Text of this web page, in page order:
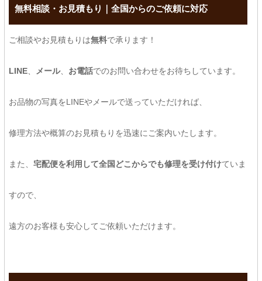
無料相談・お見積もり｜全国からのご依頼に対応
ご相談やお見積もりは無料で承ります！
LINE、 メール、 お電話でのお問い合わせをお待ちしています。
お品物の写真をLINEやメールで送っていただければ、
修理方法や概算のお見積もりを迅速にご案内いたします。
また、 宅配便を利用して全国どこからでも修理を受け付けていま
すので、
遠方のお客様も安心してご依頼いただけます。